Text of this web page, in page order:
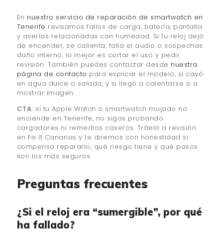
En nuestro servicio de reparación de smartwatch en
Tenerife revisamos fallos de carga, batería, pantalla
y averías relacionadas con humedad. Si tu reloj dejó
de encender, se calienta, falla el audio o sospechas
daño interno, lo mejor es cortar el uso y pedir
revisión. También puedes contactar desde nuestra
página de contacto para explicar el modelo, si cayó
en agua dulce o salada, y si llegó a calentarse o a
mostrar imagen.
CTA: si tu Apple Watch o smartwatch mojado no
enciende en Tenerife, no sigas probando
cargadores ni remedios caseros. Tráelo a revisión
en Fix It Canarias y te diremos con honestidad si
compensa repararlo, qué riesgo tiene y qué pasos
son los más seguros.
Preguntas frecuentes
¿Si el reloj era “sumergible”, por qué
ha fallado?